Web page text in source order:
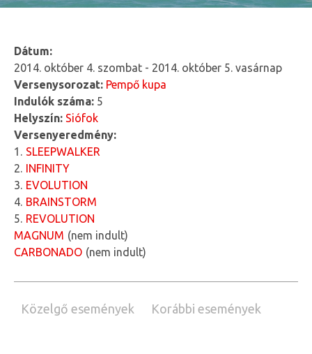
Dátum:
2014. október 4. szombat - 2014. október 5. vasárnap
Versenysorozat: Pempő kupa
Indulók száma: 5
Helyszín: Siófok
Versenyeredmény:
1
SLEEPWALKER
2 INFINITY
3 EVOLUTION
4 BRAINSTORM
5 REVOLUTION
MAGNUM
nem indult
CARBONADO
nem indult
Közelgő események Korábbi események